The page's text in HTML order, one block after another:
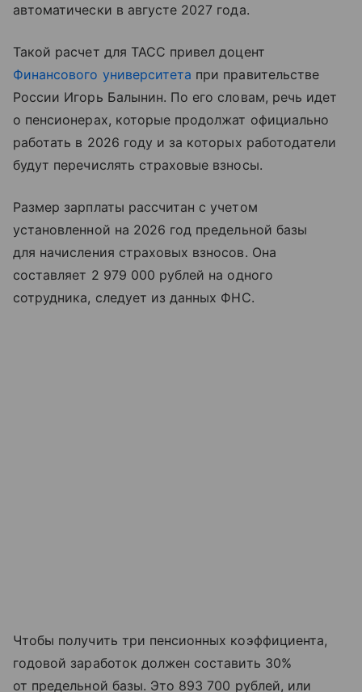
автоматически в августе 2027 года.
Такой расчет для ТАСС привел доцент
Финансового университета при правительстве
России Игорь Балынин. По его словам, речь идет
о пенсионерах, которые продолжат официально
работать в 2026 году и за которых работодатели
будут перечислять страховые взносы.
Размер зарплаты рассчитан с учетом
установленной на 2026 год предельной базы
для начисления страховых взносов. Она
составляет 2 979 000 рублей на одного
сотрудника, следует из данных ФНС.
Чтобы получить три пенсионных коэффициента,
годовой заработок должен составить 30%
от предельной базы. Это 893 700 рублей, или